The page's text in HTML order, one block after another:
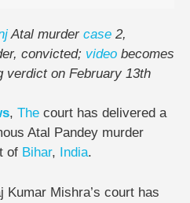
Atal murder case 2,
convicted; video becomes
verdict on February 13th
, The court has delivered a
Atal Pandey murder
of Bihar, India.
Mishra’s court has